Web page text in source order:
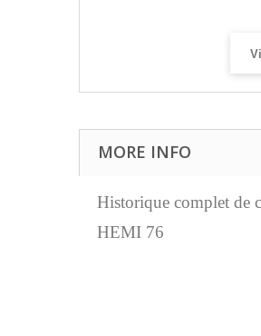
MORE INFO
Historique complet de
HEMI 76